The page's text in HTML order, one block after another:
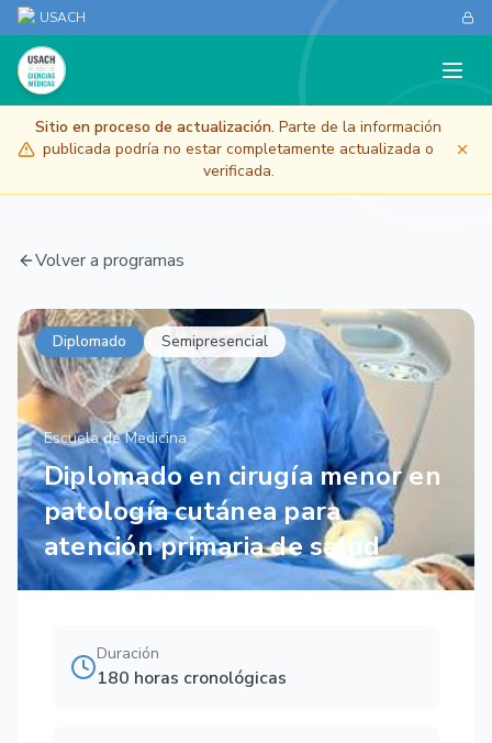
USACH
Sitio en proceso de actualización. Parte de la información
publicada podría no estar completamente actualizada o
verificada.
Volver a programas
Diplomado Semipresencial
Escuela de Medicina
Diplomado en cirugía menor en
patología cutánea para
atención primaria de salud
Duración
180 horas cronológicas